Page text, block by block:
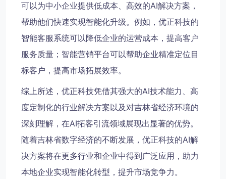
可以为中小企业提供低成本、高效的AI解决方案，
帮助他们快速实现智能化升级。例如，优正科技的
智能客服系统可以降低企业的运营成本，提高客户
服务质量；智能营销平台可以帮助企业精准定位目
标客户，提高市场拓展效率。
综上所述，优正科技凭借其强大的AI技术能力、高
度定制化的行业解决方案以及对吉林省经济环境的
深刻理解，在AI拓客引流领域展现出显著的优势。
随着吉林省数字经济的不断发展，优正科技的AI解
决方案将在更多行业和企业中得到广泛应用，助力
本地企业实现智能化转型，提升市场竞争力。